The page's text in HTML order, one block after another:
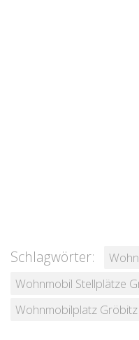
Schlagwörter:
Wohnmobil Stellplätze
Wohnmobilplatz Gröbitz